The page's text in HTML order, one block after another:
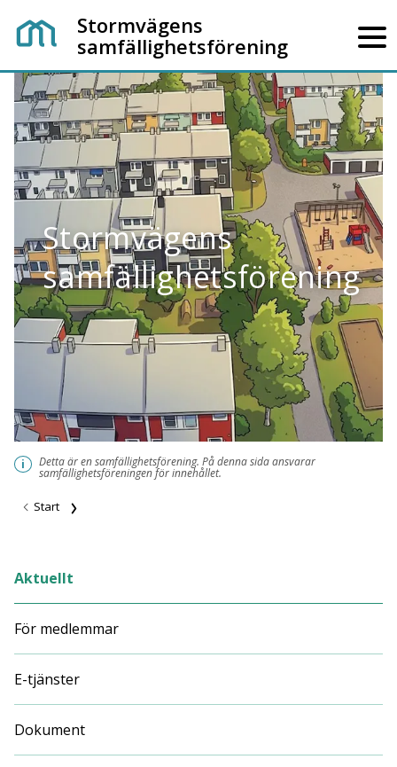
Stormvägens
samfällighetsförening
Stormvägens
samfällighetsförening
i Detta är en samfällighetsförening. På denna sida ansvarar
samfällighetsföreningen för innehållet.
Start
Aktuellt
För medlemmar
E-tjänster
Dokument